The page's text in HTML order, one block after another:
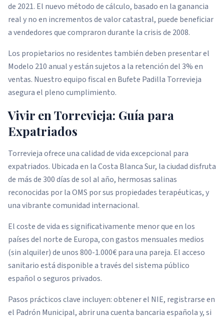
de 2021. El nuevo método de cálculo, basado en la ganancia
real y no en incrementos de valor catastral, puede beneficiar
a vendedores que compraron durante la crisis de 2008.
Los propietarios no residentes también deben presentar el
Modelo 210 anual y están sujetos a la retención del 3% en
ventas. Nuestro equipo fiscal en Bufete Padilla Torrevieja
asegura el pleno cumplimiento.
Vivir en Torrevieja: Guía para
Expatriados
Torrevieja ofrece una calidad de vida excepcional para
expatriados. Ubicada en la Costa Blanca Sur, la ciudad disfruta
de más de 300 días de sol al año, hermosas salinas
reconocidas por la OMS por sus propiedades terapéuticas, y
una vibrante comunidad internacional.
El coste de vida es significativamente menor que en los
países del norte de Europa, con gastos mensuales medios
(sin alquiler) de unos 800-1.000€ para una pareja. El acceso
sanitario está disponible a través del sistema público
español o seguros privados.
Pasos prácticos clave incluyen: obtener el NIE, registrarse en
el Padrón Municipal, abrir una cuenta bancaria española y, si